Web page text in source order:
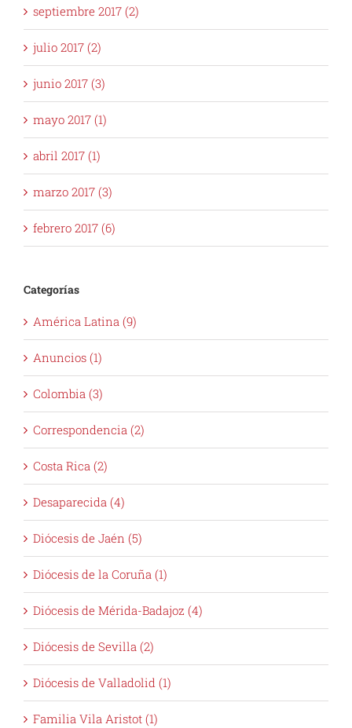
septiembre 2017 (2)
julio 2017 (2)
junio 2017 (3)
mayo 2017 (1)
abril 2017 (1)
marzo 2017 (3)
febrero 2017 (6)
Categorías
América Latina (9)
Anuncios (1)
Colombia (3)
Correspondencia (2)
Costa Rica (2)
Desaparecida (4)
Diócesis de Jaén (5)
Diócesis de la Coruña (1)
Diócesis de Mérida-Badajoz (4)
Diócesis de Sevilla (2)
Diócesis de Valladolid (1)
Familia Vila Aristot (1)